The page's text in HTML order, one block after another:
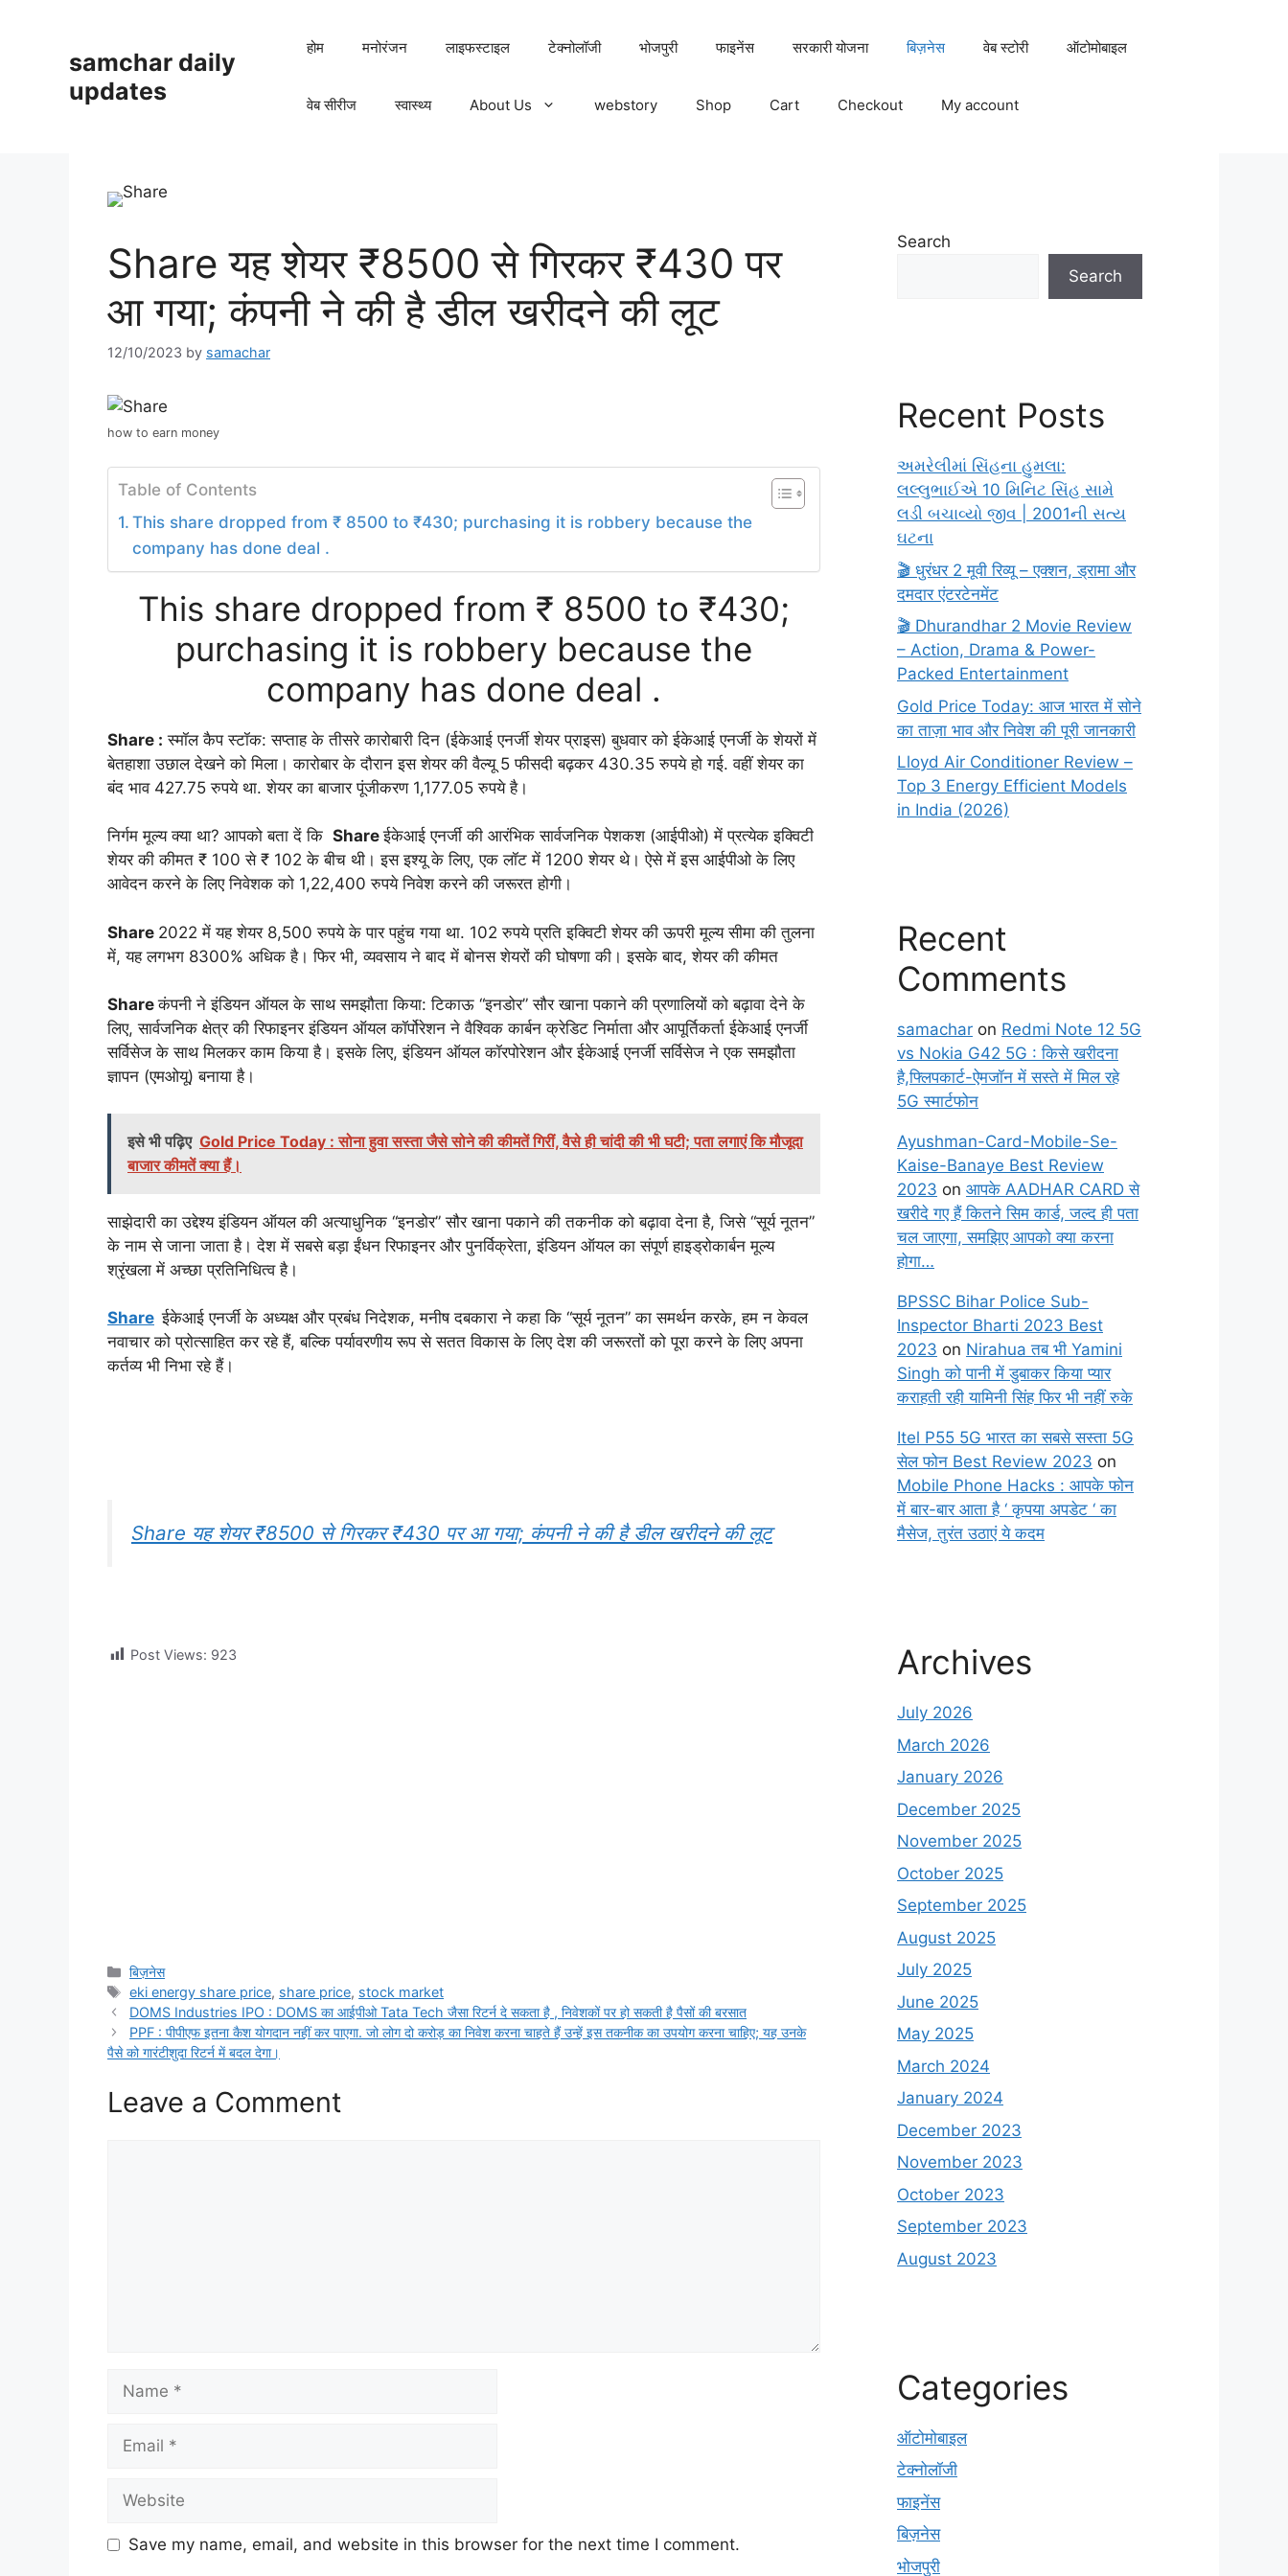
samchar daily
updates
होम मनोरंजन लाइफस्टाइल टेक्नोलॉजी भोजपुरी फाइनेंस सरकारी योजना बिज़नेस वेब स्टोरी ऑटोमोबाइल
वेब सीरीज स्वास्थ्य About Us webstory Shop Cart Checkout My account
Share यह शेयर ₹8500 से गिरकर ₹430 पर
आ गया; कंपनी ने की है डील खरीदने की लूट
12/10/2023 by samachar
how to earn money
Table of Contents
This share dropped from ₹ 8500 to ₹430; purchasing it is robbery because the
company has done deal .
This share dropped from ₹ 8500 to ₹430;
purchasing it is robbery because the
company has done deal .
Share : स्मॉल कैप स्टॉक: सप्ताह के तीसरे कारोबारी दिन (ईकेआई एनर्जी शेयर प्राइस) बुधवार को ईकेआई एनर्जी के शेयरों में
बेतहाशा उछाल देखने को मिला। कारोबार के दौरान इस शेयर की वैल्यू 5 फीसदी बढ़कर 430.35 रुपये हो गई. वहीं शेयर का
बंद भाव 427.75 रुपये था. शेयर का बाजार पूंजीकरण 1,177.05 रुपये है।
निर्गम मूल्य क्या था? आपको बता दें कि Shareईकेआई एनर्जी की आरंभिक सार्वजनिक पेशकश (आईपीओ) में प्रत्येक इक्विटी
शेयर की कीमत ₹ 100 से ₹ 102 के बीच थी। इस इश्यू के लिए, एक लॉट में 1200 शेयर थे। ऐसे में इस आईपीओ के लिए
आवेदन करने के लिए निवेशक को 1,22,400 रुपये निवेश करने की जरूरत होगी।
Share 2022 में यह शेयर 8,500 रुपये के पार पहुंच गया था. 102 रुपये प्रति इक्विटी शेयर की ऊपरी मूल्य सीमा की तुलना
में, यह लगभग 8300% अधिक है। फिर भी, व्यवसाय ने बाद में बोनस शेयरों की घोषणा की। इसके बाद, शेयर की कीमत
Shareकंपनी ने इंडियन ऑयल के साथ समझौता किया: टिकाऊ “इनडोर” सौर खाना पकाने की प्रणालियों को बढ़ावा देने के
लिए, सार्वजनिक क्षेत्र की रिफाइनर इंडियन ऑयल कॉर्पोरेशन ने वैश्विक कार्बन क्रेडिट निर्माता और आपूर्तिकर्ता ईकेआई एनर्जी
सर्विसेज के साथ मिलकर काम किया है। इसके लिए, इंडियन ऑयल कॉरपोरेशन और ईकेआई एनर्जी सर्विसेज ने एक समझौता
ज्ञापन (एमओयू) बनाया है।
इसे भी पढ़िए Gold Price Today : सोना हुवा सस्ता जैसे सोने की कीमतें गिरीं, वैसे ही चांदी की भी घटी; पता लगाएं कि मौजूदा
बाजार कीमतें क्या हैं।
साझेदारी का उद्देश्य इंडियन ऑयल की अत्याधुनिक “इनडोर” सौर खाना पकाने की तकनीक को बढ़ावा देना है, जिसे “सूर्य नूतन”
के नाम से जाना जाता है। देश में सबसे बड़ा ईंधन रिफाइनर और पुनर्विक्रेता, इंडियन ऑयल का संपूर्ण हाइड्रोकार्बन मूल्य
श्रृंखला में अच्छा प्रतिनिधित्व है।
Share ईकेआई एनर्जी के अध्यक्ष और प्रबंध निदेशक, मनीष दबकारा ने कहा कि “सूर्य नूतन” का समर्थन करके, हम न केवल
नवाचार को प्रोत्साहित कर रहे हैं, बल्कि पर्यावरणीय रूप से सतत विकास के लिए देश की जरूरतों को पूरा करने के लिए अपना
कर्तव्य भी निभा रहे हैं।
Share यह शेयर ₹8500 से गिरकर ₹430 पर आ गया; कंपनी ने की है डील खरीदने की लूट
Post Views: 923
Categories
बिज़नेस
Tags
eki energy share price, share price, stock market
DOMS Industries IPO : DOMS का आईपीओ Tata Tech जैसा रिटर्न दे सकता है , निवेशकों पर हो सकती है पैसों की बरसात
PPF : पीपीएफ इतना कैश योगदान नहीं कर पाएगा. जो लोग दो करोड़ का निवेश करना चाहते हैं उन्हें इस तकनीक का उपयोग करना चाहिए; यह उनके
पैसे को गारंटीशुदा रिटर्न में बदल देगा।
Leave a Comment
Name
Email
Website
Save my name, email, and website in this browser for the next time I comment.
Search
Search
Recent Posts
અમરેલીમાં સિંહના હુમલા:
લલ્લુભાઈએ 10 મિનિટ સિંહ સામે
લડી બચાવ્યો જીવ | 2001ની સત્ય
ઘટના
🎬 धुरंधर 2 मूवी रिव्यू – एक्शन, ड्रामा और
दमदार एंटरटेनमेंट
🎬 Dhurandhar 2 Movie Review
– Action, Drama & Power-
Packed Entertainment
Gold Price Today: आज भारत में सोने
का ताज़ा भाव और निवेश की पूरी जानकारी
Lloyd Air Conditioner Review –
Top 3 Energy Efficient Models
in India (2026)
Recent
Comments
samachar on Redmi Note 12 5G
vs Nokia G42 5G : किसे खरीदना
है,फ्लिपकार्ट-ऐमजॉन में सस्ते में मिल रहे
5G स्मार्टफोन
Ayushman-Card-Mobile-Se-
Kaise-Banaye Best Review
2023 on आपके AADHAR CARD से
खरीदे गए हैं कितने सिम कार्ड, जल्द ही पता
चल जाएगा, समझिए आपको क्या करना
होगा…
BPSSC Bihar Police Sub-
Inspector Bharti 2023 Best
2023 on Nirahua तब भी Yamini
Singh को पानी में डुबाकर किया प्यार
कराहती रही यामिनी सिंह फिर भी नहीं रुके
Itel P55 5G भारत का सबसे सस्ता 5G
सेल फोन Best Review 2023 on
Mobile Phone Hacks : आपके फोन
में बार-बार आता है ‘ कृपया अपडेट ‘ का
मैसेज, तुरंत उठाएं ये कदम
Archives
July 2026
March 2026
January 2026
December 2025
November 2025
October 2025
September 2025
August 2025
July 2025
June 2025
May 2025
March 2024
January 2024
December 2023
November 2023
October 2023
September 2023
August 2023
Categories
ऑटोमोबाइल
टेक्नोलॉजी
फाइनेंस
बिज़नेस
भोजपुरी